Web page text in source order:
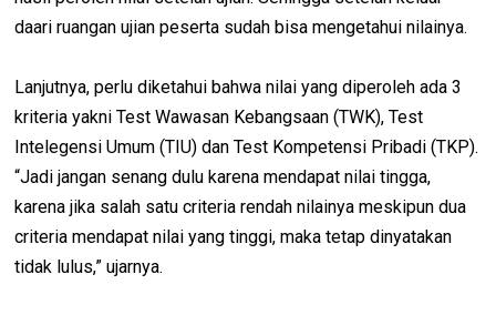
daari ruangan ujian peserta sudah bisa mengetahui nilainya.
Lanjutnya, perlu diketahui bahwa nilai yang diperoleh ada 3
kriteria yakni Test Wawasan Kebangsaan (TWK), Test
Intelegensi Umum (TIU) dan Test Kompetensi Pribadi (TKP).
“Jadi jangan senang dulu karena mendapat nilai tingga,
karena jika salah satu criteria rendah nilainya meskipun dua
criteria mendapat nilai yang tinggi, maka tetap dinyatakan
tidak lulus,” ujarnya.